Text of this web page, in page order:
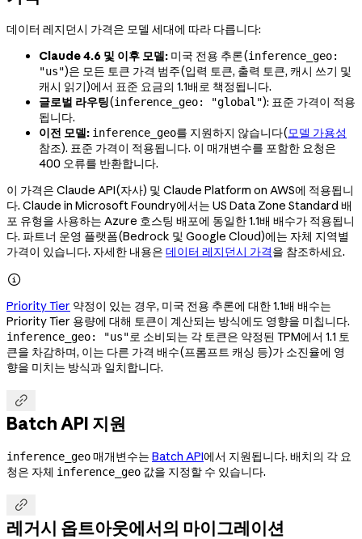
데이터 레지던시 가격은 모델 세대에 따라 다릅니다:
Claude 4.6 및 이후 모델: 미국 전용 추론(inference_geo:
"us")은 모든 토큰 가격 범주(입력 토큰, 출력 토큰, 캐시 쓰기 및
캐시 읽기)에서 표준 요금의 1.1배로 책정됩니다.
글로벌 라우팅(inference_geo: "global"): 표준 가격이 적용
됩니다.
이전 모델: inference_geo를 지원하지 않습니다(모델 가용성
참조). 표준 가격이 적용됩니다. 이 매개변수를 포함한 요청은
400 오류를 반환합니다.
이 가격은 Claude API(자사) 및 Claude Platform on AWS에 적용됩니
다. Claude in Microsoft Foundry에서는 US Data Zone Standard 배
포 유형을 사용하는 Azure 호스팅 배포에 동일한 1.1배 배수가 적용됩니
다. 파트너 운영 플랫폼(Bedrock 및 Google Cloud)에는 자체 지역별
가격이 있습니다. 자세한 내용은 데이터 레지던시 가격을 참조하세요.

Priority Tier 약정이 있는 경우, 미국 전용 추론에 대한 1.1배 배수는
Priority Tier 용량에 대해 토큰이 계산되는 방식에도 영향을 미칩니다.
inference_geo: "us"로 소비되는 각 토큰은 약정된 TPM에서 1.1 토
큰을 차감하며, 이는 다른 가격 배수(프롬프트 캐싱 등)가 소진율에 영
향을 미치는 방식과 일치합니다.

Batch API 지원
inference_geo매개변수는 Batch API에서 지원됩니다. 배치의 각 요
청은 자체 inference_geo 값을 지정할 수 있습니다.

레거시 옵트아웃에서의 마이그레이션